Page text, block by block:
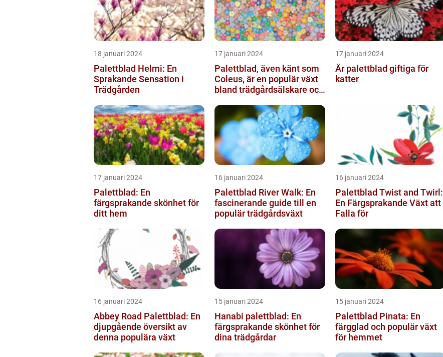
18 januari 2024
Palettblad Helmi: En
Sprakande Sensation i
Trädgården
17 januari 2024
Palettblad, även känt som
Coleus, är en populär växt
bland trädgårdsälskare och
17 januari 2024
Är palettblad giftiga för
katter
17 januari 2024
Palettblad: En
färgsprakande skönhet för
ditt hem
16 januari 2024
Palettblad River Walk: En
fascinerande guide till en
populär trädgårdsväxt
16 januari 2024
Palettblad Twist and Twirl:
En Färgsprakande Växt att
Falla för
16 januari 2024
Abbey Road Palettblad: En
djupgående översikt av
denna populära växt
15 januari 2024
Hanabi palettblad: En
färgsprakande skönhet för
dina trädgårdar
15 januari 2024
Palettblad Pinata: En
färgglad och populär växt
för hemmet